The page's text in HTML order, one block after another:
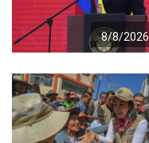
8/8/2026